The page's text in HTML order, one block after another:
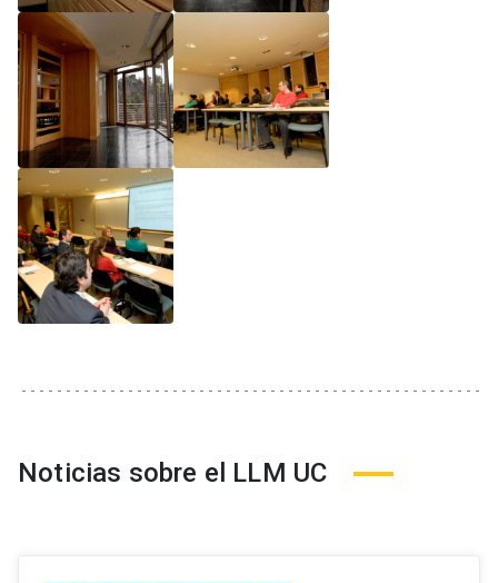
Noticias sobre el LLM UC